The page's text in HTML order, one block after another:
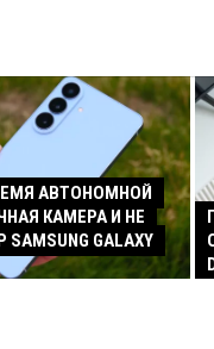
АВТОНОМНОЙ
КАМЕРА И НЕ
GALAXY